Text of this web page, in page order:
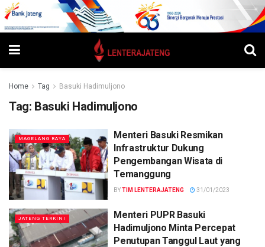
Home Tag Basuki Hadimuljono
Tag: Basuki Hadimuljono
MAGELANG RAYA
Menteri Basuki Resmikan
Infrastruktur Dukung
Pengembangan Wisata di
Temanggung
BYTIM LENTERAJATENG 31/01/2023
JATENG TERKINI
Menteri PUPR Basuki
Hadimuljono Minta Percepat
Penutupan Tanggul Laut yang